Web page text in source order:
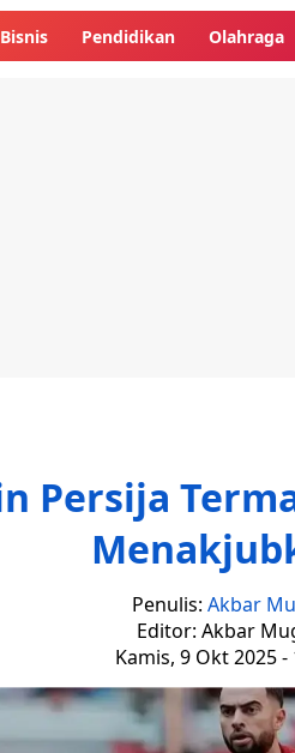
Bisnis Pendidikan Olahraga
Persija
Penulis: Akbar
Editor: Akbar
Kamis, 9 Okt 2025 -